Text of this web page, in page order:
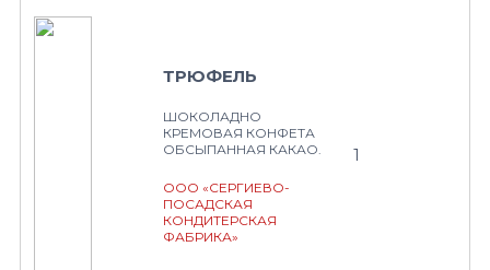
ТРЮФЕЛЬ
ШОКОЛАДНО
КРЕМОВАЯ КОНФЕТА
ОБСЫПАННАЯ КАКАО.
ООО «СЕРГИЕВО-
ПОСАДСКАЯ
КОНДИТЕРСКАЯ
ФАБРИКА»
1